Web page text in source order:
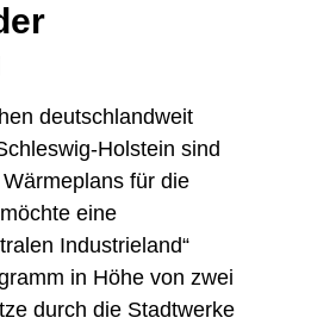
deutschlandweit
Holstein sind
für die
eine
Industrieland“
in Höhe von zwei
durch die Stadtwerke